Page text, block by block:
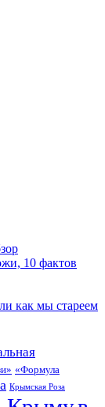
10 фактов
как мы стареем
«Формула
Крымская Роза